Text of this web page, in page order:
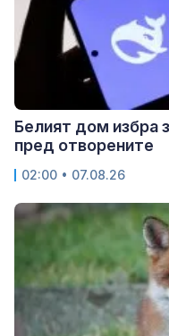
Белият дом избра
пред отворените
02:00 • 07.08.26